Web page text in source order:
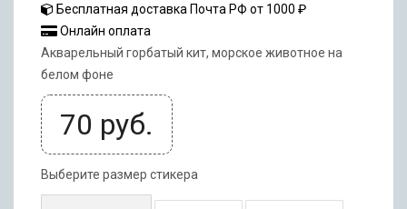
Бесплатная доставка Почта РФ от 1000 ₽
Онлайн оплата
Акварельный горбатый кит, морское животное на
белом фоне
70 руб.
Выберите размер стикера